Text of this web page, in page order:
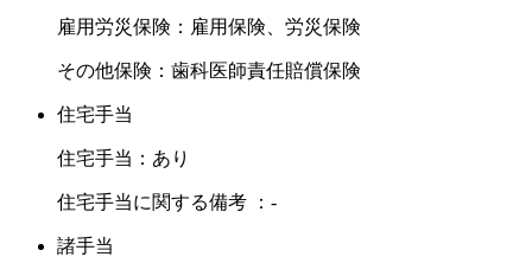
雇用労災保険：雇用保険、労災保険
その他保険：歯科医師責任賠償保険
住宅手当
住宅手当：あり
住宅手当に関する備考 ：-
諸手当